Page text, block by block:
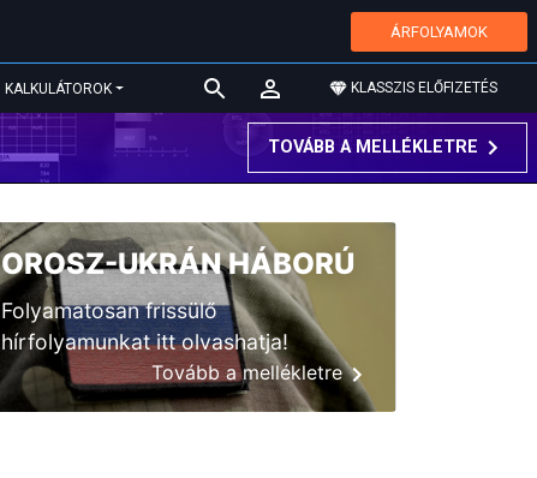
ÁRFOLYAMOK
KALKULÁTOROK KLASSZIS ELŐFIZETÉS
TOVÁBB A MELLÉKLETRE
OROSZ-UKRÁN HÁBORÚ
Folyamatosan frissülő
hírfolyamunkat itt olvashatja!
Tovább a mellékletre